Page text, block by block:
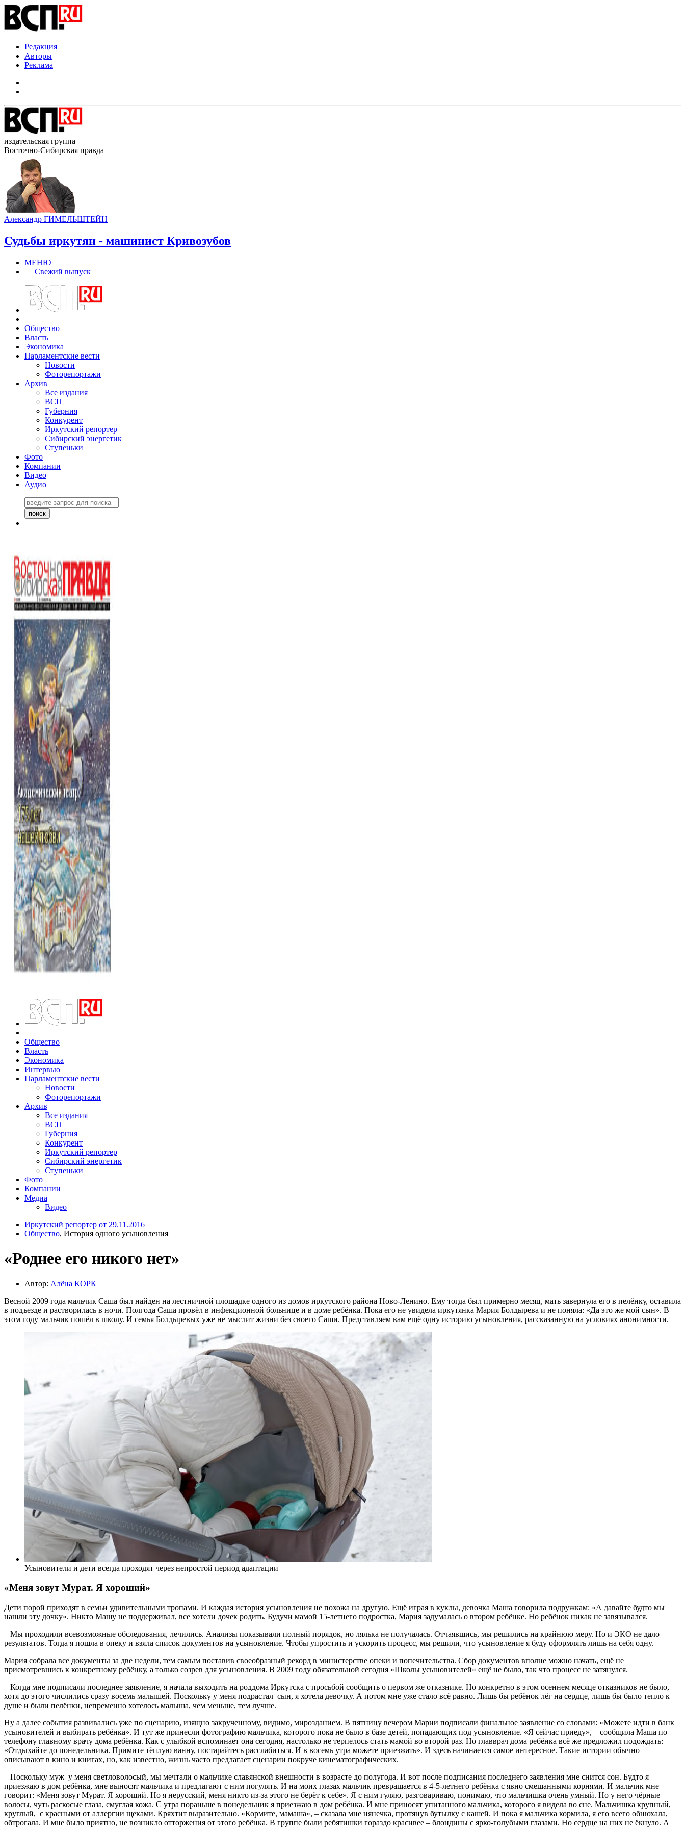
Редакция
Авторы
Реклама
издательская группа
Восточно-Сибирская правда
Александр ГИМЕЛЬШТЕЙН
Судьбы иркутян - машинист Кривозубов
МЕНЮ
Свежий выпуск
Общество
Власть
Экономика
Парламентские вести
Новости
Фоторепортажи
Архив
Все издания
ВСП
Губерния
Конкурент
Иркутский репортер
Сибирский энергетик
Ступеньки
Фото
Компании
Видео
Аудио
Общество
Власть
Экономика
Интервью
Парламентские вести
Новости
Фоторепортажи
Архив
Все издания
ВСП
Губерния
Конкурент
Иркутский репортер
Сибирский энергетик
Ступеньки
Фото
Компании
Медиа
Видео
Иркутский репортер от 29.11.2016
Общество, История одного усыновления
«Роднее его никого нет»
Автор: Алёна КОРК
Весной 2009 года мальчик Саша был найден на лестничной площадке одного из домов иркутского района Ново-Ленино. Ему тогда был примерно месяц, мать завернула его в пелёнку, оставила
в подъезде и растворилась в ночи. Полгода Саша провёл в инфекционной больнице и в доме ребёнка. Пока его не увидела иркутянка Мария Болдырева и не поняла: «Да это же мой сын». В
этом году мальчик пошёл в школу. И семья Болдыревых уже не мыслит жизни без своего Саши. Представляем вам ещё одну историю усыновления, рассказанную на условиях анонимности.
Усыновители и дети всегда проходят через непростой период адаптации
«Меня зовут Мурат. Я хороший»
Дети порой приходят в семьи удивительными тропами. И каждая история усыновления не похожа на другую. Ещё играя в куклы, девочка Маша говорила подружкам: «А давайте будто мы
нашли эту дочку». Никто Машу не поддерживал, все хотели дочек родить. Будучи мамой 15-летнего подростка, Мария задумалась о втором ребёнке. Но ребёнок никак не завязывался.
– Мы проходили всевозможные обследования, лечились. Анализы показывали полный порядок, но лялька не получалась. Отчаявшись, мы решились на крайнюю меру. Но и ЭКО не дало
результатов. Тогда я пошла в опеку и взяла список документов на усыновление. Чтобы упростить и ускорить процесс, мы решили, что усыновление я буду оформлять лишь на себя одну.
Мария собрала все документы за две недели, тем самым поставив свое­образный рекорд в министерстве опеки и попечительства. Сбор документов вполне можно начать, ещё не
присмотревшись к конкретному ребёнку, а только созрев для усыновления. В 2009 году обязательной сегодня «Школы усыновителей» ещё не было, так что процесс не затянулся.
– Когда мне подписали последнее заявление, я начала выходить на роддома Иркутска с просьбой сообщить о первом же отказнике. Но конкретно в этом осеннем месяце отказников не было,
хотя до этого числились сразу восемь малышей. Поскольку у меня подрастал сын, я хотела девочку. А потом мне уже стало всё равно. Лишь бы ребёнок лёг на сердце, лишь бы было тепло к
душе и были пелёнки, непременно хотелось малыша, чем меньше, тем лучше.
Ну а далее события развивались уже по сценарию, изящно закрученному, видимо, мирозданием. В пятницу вечером Марии подписали финальное заявление со словами: «Можете идти в банк
усыновителей и выбирать ребёнка». И тут же принесли фотографию мальчика, которого пока не было в базе детей, попадающих под усыновление. «Я сейчас приеду», – сообщила Маша по
телефону главному врачу дома ребёнка. Как с улыбкой вспоминает она сегодня, настолько не терпелось стать мамой во второй раз. Но главврач дома ребёнка всё же предложил подождать:
«Отдыхайте до понедельника. Примите тёплую ванну, постарайтесь расслабиться. И в восемь утра можете приезжать». И здесь начинается самое интересное. Такие истории обычно
описывают в кино и книгах, но, как известно, жизнь часто предлагает сценарии покруче кинематографических.
– Поскольку муж у меня светловолосый, мы мечтали о мальчике славянской внешности в возрасте до полугода. И вот после подписания последнего заявления мне снится сон. Будто я
приезжаю в дом ребёнка, мне выносят мальчика и предлагают с ним погулять. И на моих глазах мальчик превращается в 4-5-летнего ребёнка с явно смешанными корнями. И мальчик мне
говорит: «Меня зовут Мурат. Я хороший. Но я нерусский, меня никто из-за этого не берёт к себе». Я с ним гуляю, разговариваю, понимаю, что мальчишка очень умный. Но у него чёрные
волосы, чуть раскосые глаза, смуглая кожа. С утра пораньше в понедельник я приезжаю в дом ребёнка. И мне приносят упитанного мальчика, которого я видела во сне. Мальчишка крупный,
круглый, с красными от аллергии щеками. Кряхтит выразительно. «Кормите, мамаша», – сказала мне нянечка, протянув бутылку с кашей. И пока я мальчика кормила, я его всего обнюхала,
обтрогала. И мне было приятно, не возникло отторжения от этого ребёнка. В группе были ребятишки гораздо красивее – блондины с ярко-голубыми глазами. Но сердце на них не ёкнуло. А